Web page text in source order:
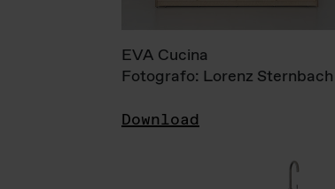
EVA Cucina
Fotografo: Lorenz Sternbach
Download